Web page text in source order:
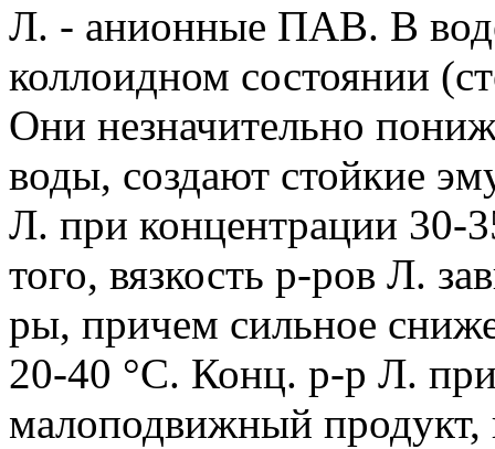
Л. - анионные ПАВ. В
коллоидном состоянии
Они незначительно
воды, создают стойкие
Л. при концентрации 30-
того, вязкость р-ров Л.
ры, причем сильное
20-40 °С. Конц. р-р Л.
малоподвижный